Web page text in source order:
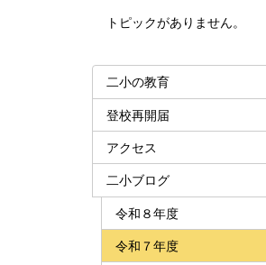
トピックがありません。
二小の教育
登校再開届
アクセス
二小ブログ
令和８年度
令和７年度